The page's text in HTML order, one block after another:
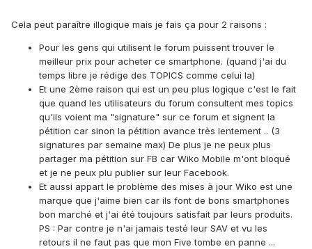
Cela peut paraître illogique mais je fais ça pour 2 raisons :
Pour les gens qui utilisent le forum puissent trouver le
meilleur prix pour acheter ce smartphone. (quand j'ai du
temps libre je rédige des TOPICS comme celui la)
Et une 2ème raison qui est un peu plus logique c'est le fait
que quand les utilisateurs du forum consultent mes topics
qu'ils voient ma "signature" sur ce forum et signent la
pétition car sinon la pétition avance très lentement .. (3
signatures par semaine max) De plus je ne peux plus
partager ma pétition sur FB car Wiko Mobile m'ont bloqué
et je ne peux plu publier sur leur Facebook.
Et aussi appart le problème des mises à jour Wiko est une
marque que j'aime bien car ils font de bons smartphones
bon marché et j'ai été toujours satisfait par leurs produits.
PS : Par contre je n'ai jamais testé leur SAV et vu les
retours il ne faut pas que mon Five tombe en panne ...